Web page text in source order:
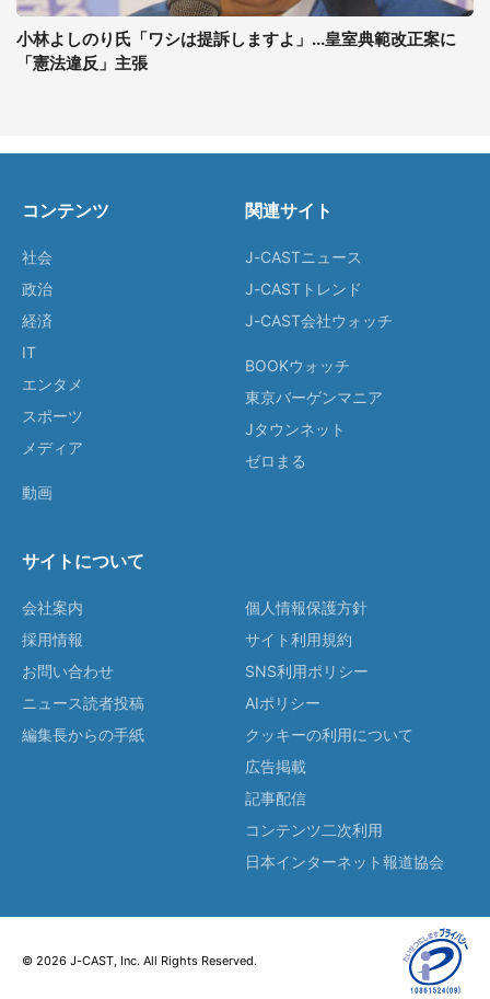
小林よしのり氏「ワシは提訴しますよ」...皇室典範改正案に
「憲法違反」主張
コンテンツ
社会
政治
経済
IT
エンタメ
スポーツ
メディア
動画
関連サイト
J-CASTニュース
J-CASTトレンド
J-CAST会社ウォッチ
BOOKウォッチ
東京バーゲンマニア
Jタウンネット
ゼロまる
サイトについて
会社案内
採用情報
お問い合わせ
ニュース読者投稿
編集長からの手紙
個人情報保護方針
サイト利用規約
SNS利用ポリシー
AIポリシー
クッキーの利用について
広告掲載
記事配信
コンテンツ二次利用
日本インターネット報道協会
© 2026 J-CAST, Inc. All Rights Reserved.